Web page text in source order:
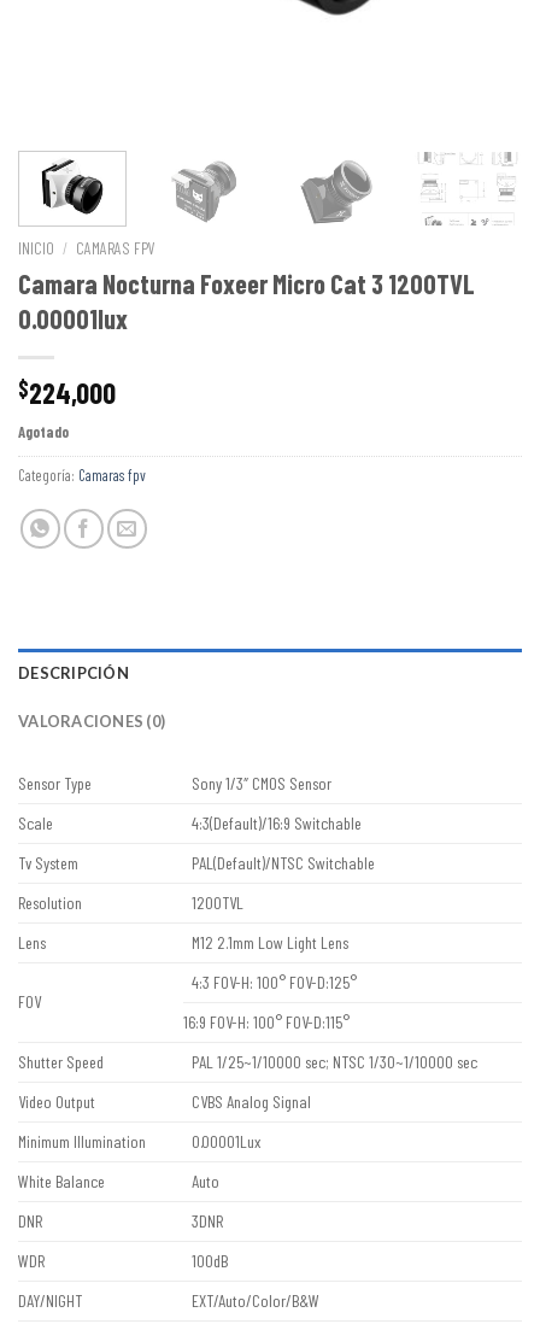
INICIO / CAMARAS FPV
Camara Nocturna Foxeer Micro Cat 3 1200TVL
0.00001lux
$224,000
Agotado
Categoría: Camaras fpv
DESCRIPCIÓN
VALORACIONES (0)
Sensor Type
Sony 1/3″ CMOS Sensor
Scale
4:3(Default)/16:9 Switchable
Tv System
PAL(Default)/NTSC Switchable
Resolution
1200TVL
Lens
M12 2.1mm Low Light Lens
FOV
4:3 FOV-H: 100° FOV-D:125°
16:9 FOV-H: 100° FOV-D:115°
Shutter Speed
PAL 1/25~1/10000 sec; NTSC 1/30~1/10000 sec
Video Output
CVBS Analog Signal
Minimum Illumination
0.00001Lux
White Balance
Auto
DNR
3DNR
WDR
100dB
DAY/NIGHT
EXT/Auto/Color/B&W